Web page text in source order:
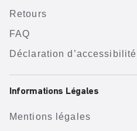
Retours
FAQ
Déclaration d’accessibilité
Informations Légales
Mentions légales